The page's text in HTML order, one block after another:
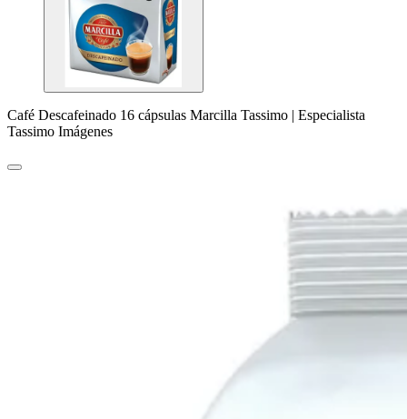
Café Descafeinado 16 cápsulas Marcilla Tassimo | Especialista
Tassimo Imágenes